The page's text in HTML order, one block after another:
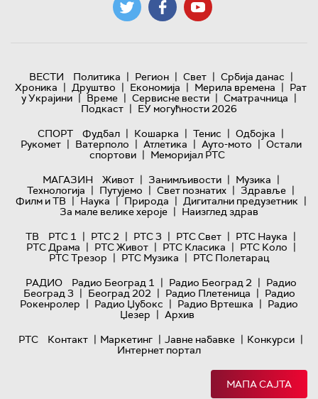
ВЕСТИ Политика | Регион | Свет | Србија данас |
Хроника | Друштво | Економија | Мерила времена | Рат
у Украјини | Време | Сервисне вести | Сматрачница |
Подкаст | ЕУ могућности 2026
СПОРТ
Фудбал | Кошарка | Тенис | Одбојка |
Рукомет | Ватерполо | Атлетика | Ауто-мото | Остали
спортови | Меморијал РТС
МАГАЗИН
Живот | Занимљивости | Музика |
Технологијa | Путујемо | Свет познатих | Здравље |
Филм и ТВ | Наука | Природа | Дигитални предузетник |
За мале велике хероје | Наизглед здрав
ТВ
РТС 1 | РТС 2 | РТС 3 | РТС Свет | РТС Наука |
РТС Драма | РТС Живот | РТС Класика | РТС Коло |
РТС Трезор | РТС Музика | РТС Полетарац
РАДИО
Радио Београд 1 | Радио Београд 2 | Радио
Београд 3 | Београд 202 | Радио Плетеница | Радио
Рокенролер | Радио Џубокс | Радио Вртешка | Радио
Џезер | Архив
РТС
Контакт | Маркетинг | Јавне набавке | Конкурси |
Интернет портал
МАПА САЈТА